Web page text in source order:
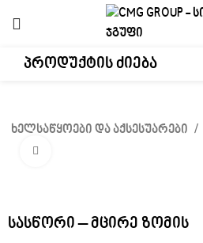
ხელსაწყოები და აქსესუარები
სასწორი – მცირე ზომის